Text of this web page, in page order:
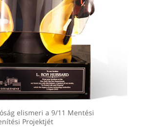
elismeri a 9/11 Mentési
Projektjét